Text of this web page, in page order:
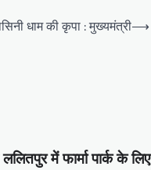
धाम की कृपा : मुख्यमंत्री⟶
में फार्मा पार्क के लिए